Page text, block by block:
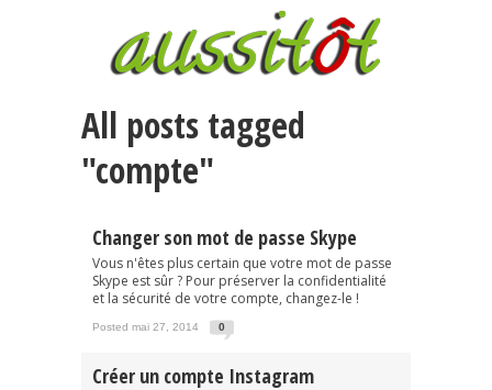
All posts tagged
"compte"
Changer son mot de passe Skype
Vous n'êtes plus certain que votre mot de passe
Skype est sûr ? Pour préserver la confidentialité
et la sécurité de votre compte, changez-le !
Posted mai 27, 2014 0
Créer un compte Instagram